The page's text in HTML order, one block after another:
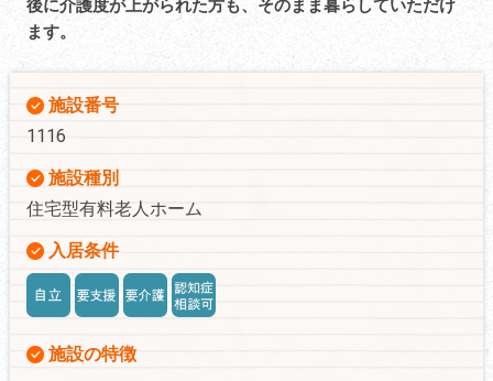
後に介護度が上がられた方も、そのまま暮らしていただけ
ます。
施設番号
1116
施設種別
住宅型有料老人ホーム
入居条件
施設の特徴